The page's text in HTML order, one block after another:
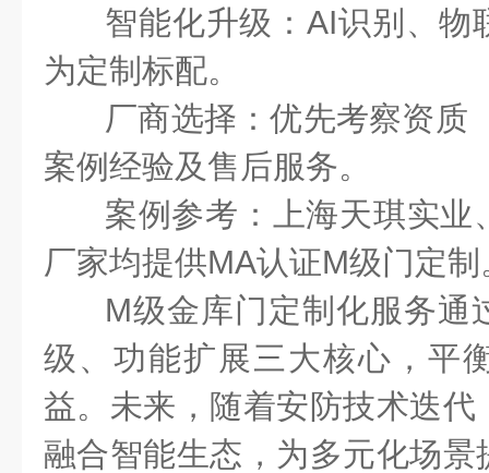
智能化升级：AI识别、物
为定制标配。
厂商选择：优先考察资质
案例经验及售后服务。
案例参考：上海天琪实业
厂家均提供MA认证M级门定制
M级金库门定制化服务通
级、功能扩展三大核心，平
益。未来，随着安防技术迭
融合智能生态，为多元化场